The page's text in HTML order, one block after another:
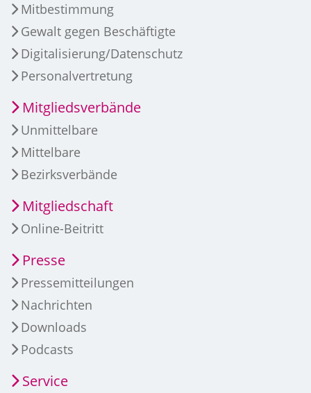
Mitbestimmung
Gewalt gegen Beschäftigte
Digitalisierung/Datenschutz
Personalvertretung
Mitgliedsverbände
Unmittelbare
Mittelbare
Bezirksverbände
Mitgliedschaft
Online-Beitritt
Presse
Pressemitteilungen
Nachrichten
Downloads
Podcasts
Service